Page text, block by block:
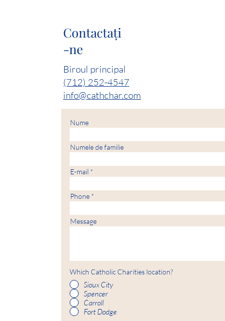
Contactaţi
-ne
Biroul principal
(712) 252-4547
info@cathchar.com
Nume
Numele de familie
E-mail
Phone
Message
Which Catholic Charities location?
Sioux City
Spencer
Carroll
Fort Dodge